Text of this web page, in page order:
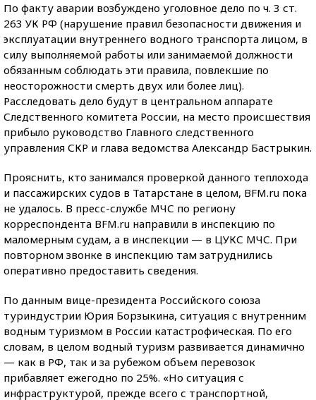
По факту аварии возбуждено уголовное дело по ч. 3 ст.
263 УК РФ (нарушение правил безопасности движения и
эксплуатации внутреннего водного транспорта лицом, в
силу выполняемой работы или занимаемой должности
обязанным соблюдать эти правила, повлекшие по
неосторожности смерть двух или более лиц).
Расследовать дело будут в центральном аппарате
Следственного комитета России, на место происшествия
прибыло руководство Главного следственного
управления СКР и глава ведомства Александр Бастрыкин.
Прояснить, кто занимался проверкой данного теплохода
и пассажирских судов в Татарстане в целом, BFM.ru пока
не удалось. В пресс-службе МЧС по региону
корреспондента BFM.ru направили в инспекцию по
маломерным судам, а в инспекции — в ЦУКС МЧС. При
повторном звонке в инспекцию там затруднились
оперативно предоставить сведения.
По данным вице-президента Российского союза
туриндустрии Юрия Борзыкина, ситуация с внутренним
водным туризмом в России катастрофическая. По его
словам, в целом водный туризм развивается динамично
— как в РФ, так и за рубежом объем перевозок
прибавляет ежегодно по 25%. «Но ситуация с
инфраструктурой, прежде всего с транспортной,